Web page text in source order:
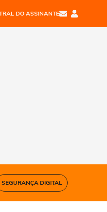
DO ASSINANTE
SEGURANÇA DIGITAL